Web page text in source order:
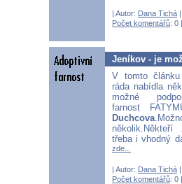
| Autor: Dana Tichá
Počet komentářů: 0
Jeníkov - je
V tomto
ráda nabídla
možné
farnost
Duchcova
třeba i vhodný
zde...
| Autor: Dana Tichá
Počet komentářů: 0